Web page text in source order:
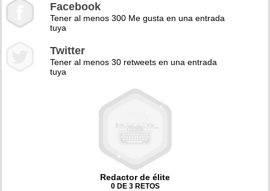
Facebook
Tener al menos 300 Me gusta en una entrada
tuya
Twitter
Tener al menos 30 retweets en una entrada
tuya
Redactor de élite
0 DE 3 RETOS